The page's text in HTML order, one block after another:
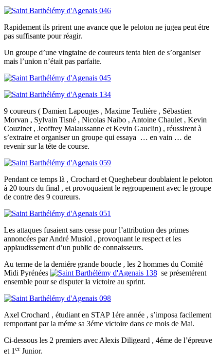
Rapidement ils prirent une avance que le peloton ne jugea peut étre
pas suffisante pour réagir.
Un groupe d’une vingtaine de coureurs tenta bien de s’organiser
mais l’union n’était pas parfaite.
9 coureurs ( Damien Lapouges , Maxime Teuliére , Sébastien
Morvan , Sylvain Tisné , Nicolas Naibo , Antoine Chaulet , Kevin
Couzinet , Jeoffrey Malaussanne et Kevin Gauclin) , réussirent à
s’extraire et organiser un groupe qui essaya … en vain … de
revenir sur la téte de course.
Pendant ce temps là , Crochard et Queghebeur doublaient le peloton
à 20 tours du final , et provoquaient le regroupement avec le groupe
de contre des 9 coureurs.
Les attaques fusaient sans cesse pour l’attribution des primes
annoncées par André Musiol , provoquant le respect et les
applaudissement d’un public de connaisseurs.
Au terme de la derniére grande boucle , les 2 hommes du Comité
Midi Pyrénées
se présentérent
ensemble pour se disputer la victoire au sprint.
Axel Crochard , étudiant en STAP 1ére année , s’imposa facilement
remportant par la méme sa 3éme victoire dans ce mois de Mai.
Ci-dessous les 2 premiers avec Alexis Diligeard , 4éme de l’épreuve
et 1 erJunior.